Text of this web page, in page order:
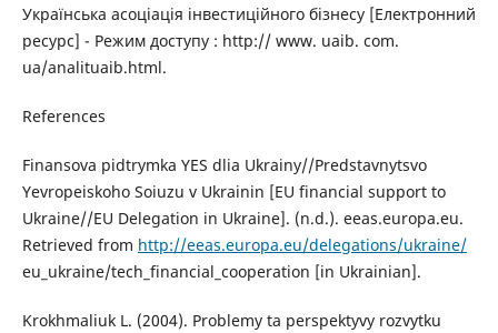
Українська асоціація інвестиційного бізнесу [Електронний
ресурс] - Режим доступу : http:// www. uaib. com.
ua/analituaib.html.
References
Finansova pidtrymka YES dlia Ukrainy//Predstavnytsvo
Yevropeiskoho Soiuzu v Ukrainin [EU financial support to
Ukraine//EU Delegation in Ukraine]. (n.d.). eeas.europa.eu.
Retrieved from http://eeas.europa.eu/delegations/ukraine/
eu_ukraine/tech_financial_cooperation [in Ukrainian].
Krokhmaliuk L. (2004). Problemy ta perspektyvy rozvytku